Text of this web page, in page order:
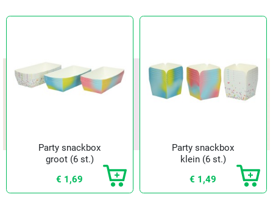
Party snackbox
groot (6 st.)
€ 1,69
Party snackbox
klein (6 st.)
€ 1,49